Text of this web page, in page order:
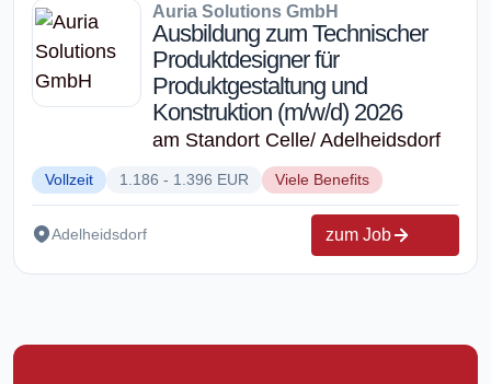
Auria Solutions GmbH
Ausbildung zum Technischer
Produktdesigner für
Produktgestaltung und
Konstruktion (m/w/d) 2026
am Standort Celle/ Adelheidsdorf
Vollzeit 1.186 - 1.396 EUR Viele Benefits
Adelheidsdorf zum Job